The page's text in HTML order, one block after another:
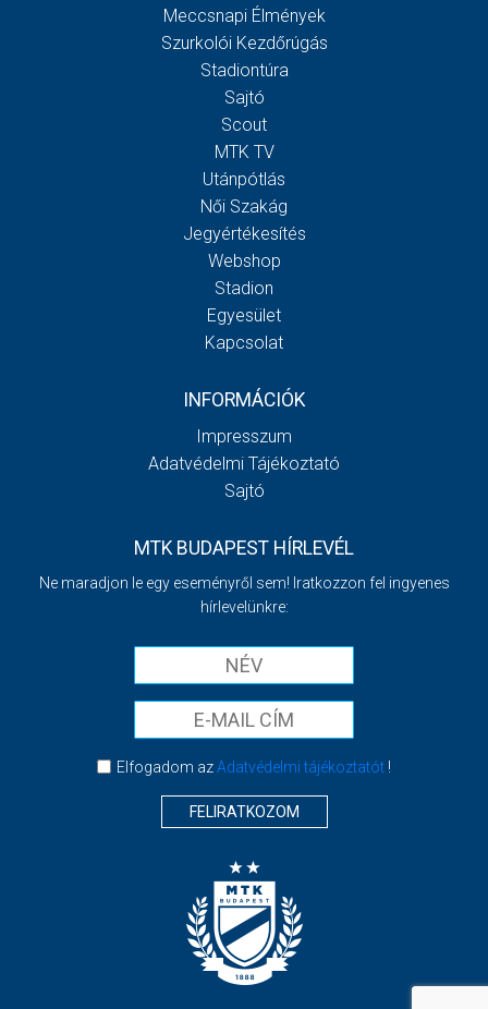
Meccsnapi Élmények
Szurkolói Kezdőrúgás
Stadiontúra
Sajtó
Scout
MTK TV
Utánpótlás
Női Szakág
Jegyértékesítés
Webshop
Stadion
Egyesület
Kapcsolat
INFORMÁCIÓK
Impresszum
Adatvédelmi Tájékoztató
Sajtó
MTK BUDAPEST HÍRLEVÉL
Ne maradjon le egy eseményről sem! Iratkozzon fel ingyenes
hírlevelünkre:
Elfogadom azAdatvédelmi tájékoztatót!
FELIRATKOZOM